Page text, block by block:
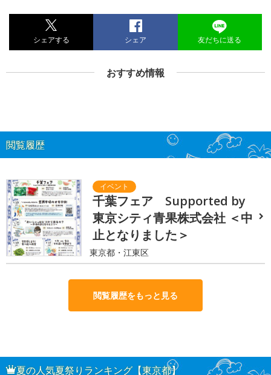
シェアする シェア 友だちに送る
おすすめ情報
閲覧履歴
千葉フェア Supported by
東京シティ青果株式会社 ＜中
止となりました＞
東京都・江東区
閲覧履歴をもっと見る
夏の人気夏祭りランキング【東京都】